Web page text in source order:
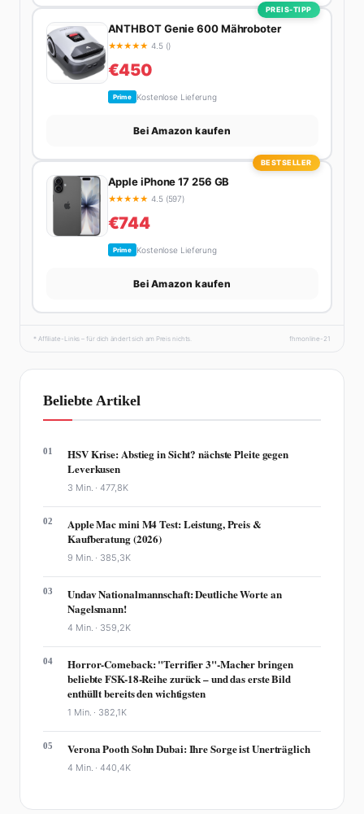
PREIS-TIPP
ANTHBOT Genie 600 Mähroboter
★★★★★ 4.5 ()
€450
Prime Kostenlose Lieferung
Bei Amazon kaufen
BESTSELLER
Apple iPhone 17 256 GB
★★★★★ 4.5 (597)
€744
Prime Kostenlose Lieferung
Bei Amazon kaufen
* Affiliate-Links – für dich ändert sich am Preis nichts. fhmonline-21
Beliebte Artikel
01
HSV Krise: Abstieg in Sicht? nächste Pleite gegen
Leverkusen
3 Min. ·477,8K
02
Apple Mac mini M4 Test: Leistung, Preis &
Kaufberatung (2026)
9 Min. · 385,3K
03
Undav Nationalmannschaft: Deutliche Worte an
Nagelsmann!
4 Min. · 359,2K
04
Horror-Comeback: "Terrifier 3"-Macher bringen
beliebte FSK-18-Reihe zurück – und das erste Bild
enthüllt bereits den wichtigsten
1 Min. · 382,1K
05 Verona Pooth Sohn Dubai: Ihre Sorge ist Unerträglich
4 Min. ·440,4K